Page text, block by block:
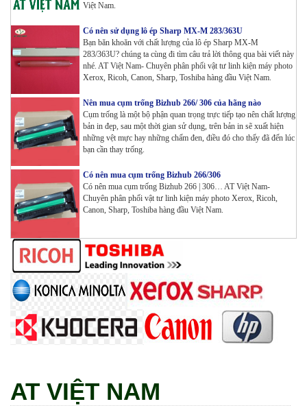
Máy in Laser Đơn năng G&G GP4200DW in Đảo mặt ,
Tham Khảo
Máy in Laser Đơn năng G&G GP3300DW in Đảo mặt ,
Wifi
Tham Khảo
Máy in Đa chức năng G&G GM3310DW in , scan ,
Copy , Wifi , Lan
Tham Khảo
Mực ống Ricoh MP 3554 _MP 2554 | 2555 | 3054 |
3554 | 3055 | 3555 | 4054 | 5054 | 6054 | 4055 | 5055 |
5000 | IM 6000_ MP3554_700G_BIASDO
Tham Khảo
Mực in HP LaserJet Enterprise M610dn | M611dn |
M611x | M612dn | M612x | MFP M634 | MFP M635 |
Tham Khảo
Việt Nam.
Có nên sử dụng lô ép Sharp MX-M 283/363U
Bạn băn khoăn với chất lượng của lô ép Sharp MX-M
283/363U? chúng ta cùng đi tìm câu trả lời thông qua bài viết này
nhé. AT Việt Nam- Chuyên phân phối vật tư linh kiện máy photo
Xerox, Ricoh, Canon, Sharp, Toshiba hàng đầu Việt Nam.
Nên mua cụm trống Bizhub 266/ 306 của hãng nào
Cụm trống là một bộ phận quan trọng trực tiếp tạo nên chất lượng
bản in đẹp, sau một thời gian sử dụng, trên bản in sẽ xuất hiện
những vệt mực hay những chấm đen, điều đó cho thấy đã đến lúc
bạn cần thay trống.
Có nên mua cụm trống Bizhub 266/306
Có nên mua cụm trống Bizhub 266 | 306… AT Việt Nam-
Chuyên phân phối vật tư linh kiện máy photo Xerox, Ricoh,
Canon, Sharp, Toshiba hàng đầu Việt Nam.
AT VIỆT NAM